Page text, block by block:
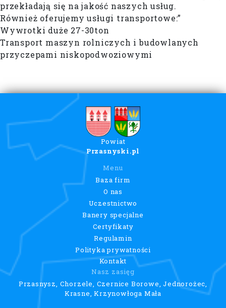
przekładają się na jakość naszych usług.
Również oferujemy usługi transportowe:”
Wywrotki duże 27-30ton
Transport maszyn rolniczych i budowlanych
przyczepami niskopodwoziowymi
Powiat
Przasnyski.pl
Menu
Baza firm
O nas
Uczestnictwo
Banery specjalne
Certyfikaty
Regulamin
Polityka prywatności
Kontakt
Nasz zasięg
Przasnysz, Chorzele, Czernice Borowe, Jednorożec,
Krasne, Krzynowłoga Mała